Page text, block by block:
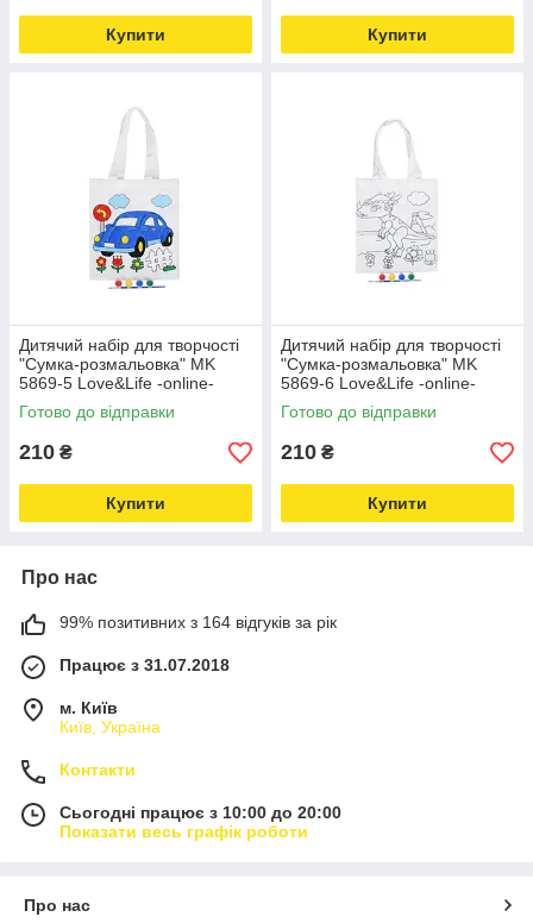
Купити Купити
Дитячий набір для творчості
"Сумка-розмальовка" MK
5869-5 Love&Life -online-
multimarket-
Готово до відправки
210 ₴
Купити
Дитячий набір для творчості
"Сумка-розмальовка" MK
5869-6 Love&Life -online-
multimarket-
Готово до відправки
210 ₴
Купити
Про нас
99% позитивних з 164 відгуків за рік
Працює з 31.07.2018
м. Київ
Київ, Україна
Контакти
Сьогодні працює з 10:00 до 20:00
Показати весь графік роботи
Про нас